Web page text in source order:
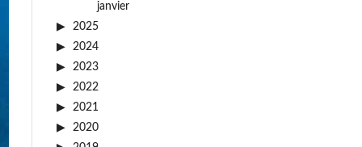
janvier
2025
2024
2023
2022
2021
2020